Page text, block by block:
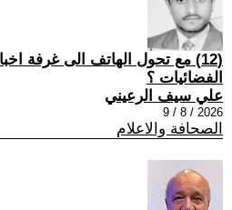
(12) مع تحول الهاتف الى غرفة
الفضائيات ؟
علي سيف الرعيني
2026 / 8 / 9
الصحافة والاعلام